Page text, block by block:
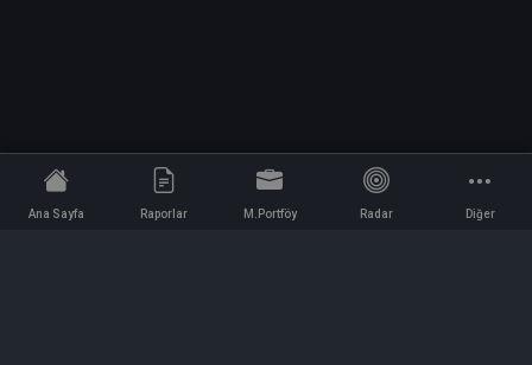
Ana Sayfa Raporlar M.Portföy Radar Diğer